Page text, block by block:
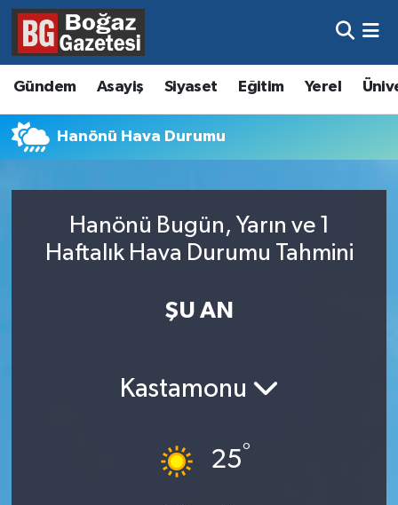
Gündem Asayiş Siyaset Eğitim Yerel
Hanönü Hava Durumu
Hanönü Bugün, Yarın ve 1
Haftalık Hava Durumu Tahmini
ŞU AN
Kastamonu
25°
Asayiş
Eğitim
Ekonomi
Kültür ve Sanat
Hava Durumu
Trafik Durumu
Süper Lig Puan Durumu ve Fikstür
Son Dakika Haberleri